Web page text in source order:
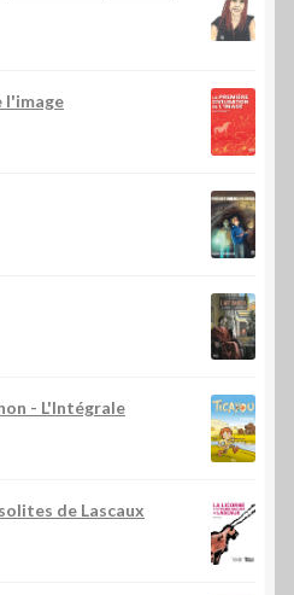
l'image
- L'Intégrale
de Lascaux